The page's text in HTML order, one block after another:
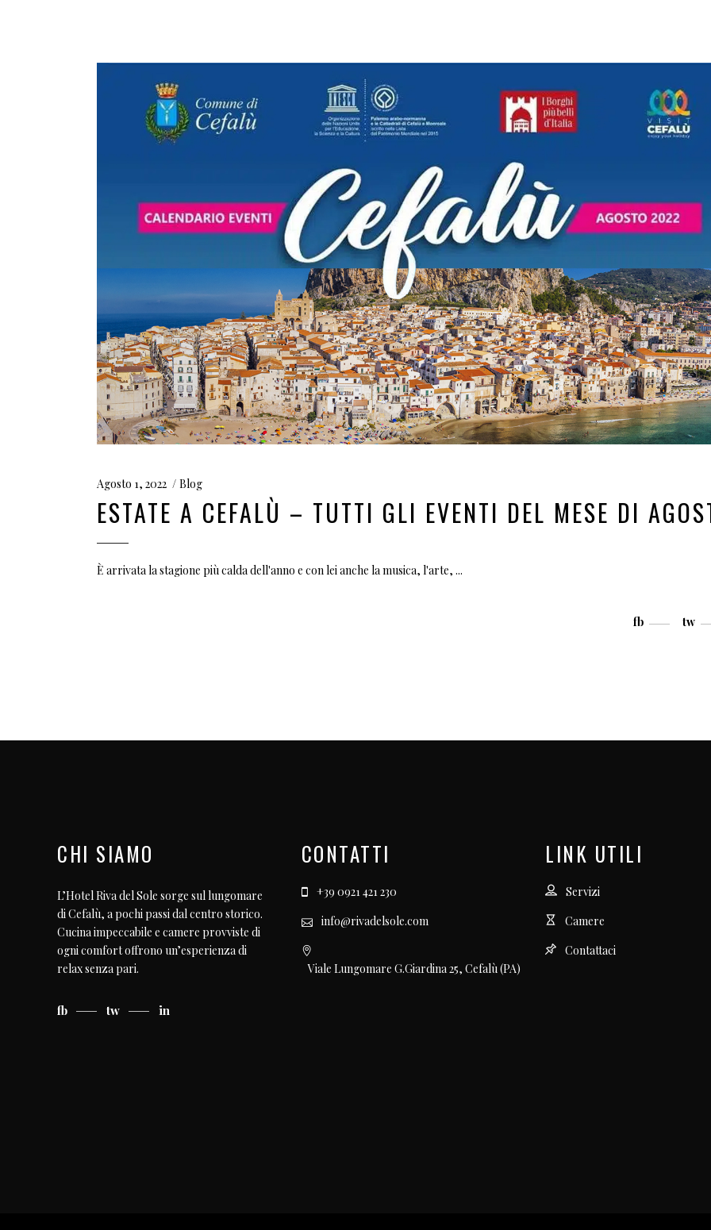
Agosto 1, 2022 Blog
ESTATE A CEFALÙ – TUTTI GLI EVENTI DEL MESE DI
È arrivata la stagione più calda dell'anno e con lei anche la musica, l'arte,
fb tw
CHI SIAMO
L’Hotel Riva del Sole sorge sul lungomare
di Cefalù, a pochi passi dal centro storico.
Cucina impeccabile e camere provviste di
ogni comfort offrono un’esperienza di
relax senza pari.
fb tw in
CONTATTI
+39 0921 421 230
info@rivadelsole.com
Viale Lungomare G.Giardina 25, Cefalù (PA)
LINK UTILI
Servizi
Camere
Contattaci